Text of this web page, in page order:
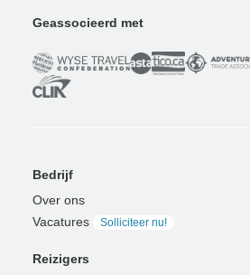
Geassocieerd met
Bedrijf
Over ons
Vacatures
Solliciteer nu!
Reizigers